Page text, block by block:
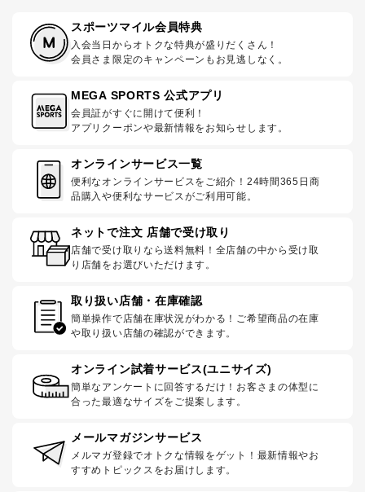
スポーツマイル会員特典
入会当日からオトクな特典が盛りだくさん！
会員さま限定のキャンペーンもお見逃しなく。
MEGA SPORTS 公式アプリ
会員証がすぐに開けて便利！
アプリクーポンや最新情報をお知らせします。
オンラインサービス一覧
便利なオンラインサービスをご紹介！24時間365日商
品購入や便利なサービスがご利用可能。
ネットで注文 店舗で受け取り
店舗で受け取りなら送料無料！全店舗の中から受け取
り店舗をお選びいただけます。
取り扱い店舗・在庫確認
簡単操作で店舗在庫状況がわかる！ご希望商品の在庫
や取り扱い店舗の確認ができます。
オンライン試着サービス(ユニサイズ)
簡単なアンケートに回答するだけ！お客さまの体型に
合った最適なサイズをご提案します。
メールマガジンサービス
メルマガ登録でオトクな情報をゲット！最新情報やお
すすめトピックスをお届けします。